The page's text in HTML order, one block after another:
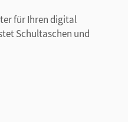
für Ihren digital
Schultaschen und
verfügbar.